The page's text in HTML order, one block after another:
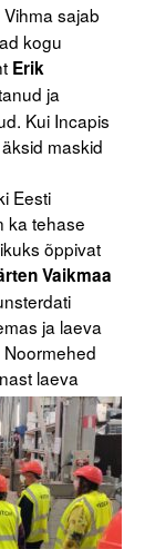
sajab
kogu
Erik
ja
Kui Incapis
maskid
Eesti
ka tehase
õppivat
Vaikmaa
ja laeva
laeva